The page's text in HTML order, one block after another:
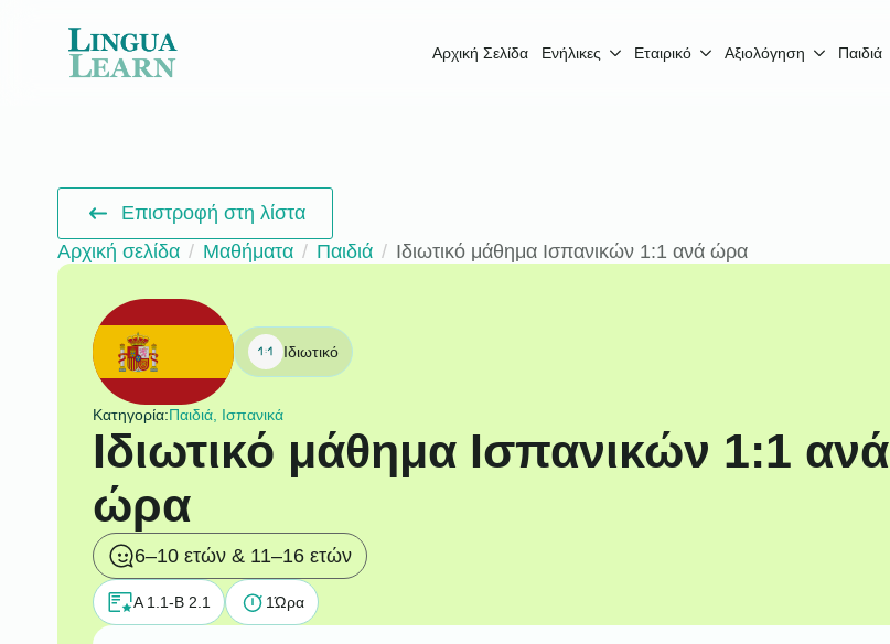
Αρχική Σελίδα Ενήλικες Εταιρικό Αξιολόγηση Παιδιά
Επιστροφή στη λίστα
Αρχική σελίδα
Μαθήματα Παιδιά Ιδιωτικό μάθημα Ισπανικών 1:1 ανά ώρα
Ιδιωτικό
Κατηγορία:Παιδιά, Ισπανικά
Ιδιωτικό μάθημα Ισπανικών 1:1 ανά
ώρα
6–10 ετών & 11–16 ετών
A 1.1-B 2.1 1Ώρα